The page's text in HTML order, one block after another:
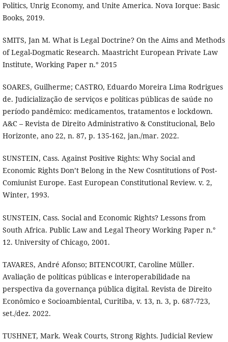
Politics, Unrig Economy, and Unite America. Nova Iorque: Basic
Books, 2019.
SMITS, Jan M. What is Legal Doctrine? On the Aims and Methods
of Legal-Dogmatic Research. Maastricht European Private Law
Institute, Working Paper n.° 2015
SOARES, Guilherme; CASTRO, Eduardo Moreira Lima Rodrigues
de. Judicialização de serviços e políticas públicas de saúde no
período pandêmico: medicamentos, tratamentos e lockdown.
A&C – Revista de Direito Administrativo & Constitucional, Belo
Horizonte, ano 22, n. 87, p. 135-162, jan./mar. 2022.
SUNSTEIN, Cass. Against Positive Rights: Why Social and
Economic Rights Don’t Belong in the New Cosntitutions of Post-
Comiunist Europe. East European Constitutional Review. v. 2,
Winter, 1993.
SUNSTEIN, Cass. Social and Economic Rights? Lessons from
South Africa. Public Law and Legal Theory Working Paper n.°
12. University of Chicago, 2001.
TAVARES, André Afonso; BITENCOURT, Caroline Müller.
Avaliação de políticas públicas e interoperabilidade na
perspectiva da governança pública digital. Revista de Direito
Econômico e Socioambiental, Curitiba, v. 13, n. 3, p. 687-723,
set./dez. 2022.
TUSHNET, Mark. Weak Courts, Strong Rights. Judicial Review